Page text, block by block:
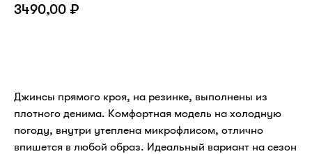
3490,00 ₽
Джинсы прямого кроя, на резинке, выполнены из
плотного денима. Комфортная модель на холодную
погоду, внутри утеплена микрофлисом, отлично
впишется в любой образ. Идеальный вариант на сезон